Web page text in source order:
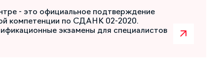
- это официальное подтверждение
компетенции по СДАНК 02-2020.
экзамены для специалистов